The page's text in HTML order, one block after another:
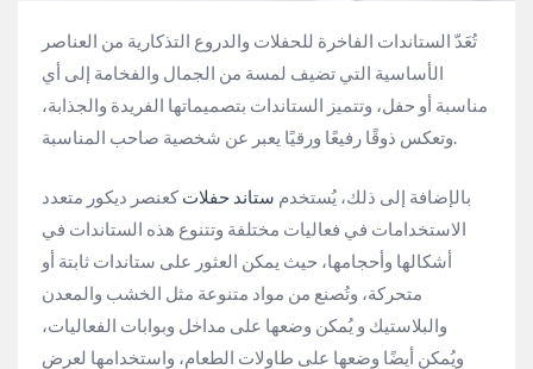
تُعَدّ الستاندات الفاخرة للحفلات والدروع التذكارية من العناصر
الأساسية التي تضيف لمسة من الجمال والفخامة إلى أي
مناسبة أو حفل، وتتميز الستاندات بتصميماتها الفريدة والجذابة،
وتعكس ذوقًا رفيعًا ورقيًا يعبر عن شخصية صاحب المناسبة.
بالإضافة إلى ذلك، يُستخدم ستاند حفلات كعنصر ديكور متعدد
الاستخدامات في فعاليات مختلفة وتتنوع هذه الستاندات في
أشكالها وأحجامها، حيث يمكن العثور على ستاندات ثابتة أو
متحركة، وتُصنع من مواد متنوعة مثل الخشب والمعدن
والبلاستيك و يُمكن وضعها على مداخل وبوابات الفعاليات،
ويُمكن أيضًا وضعها على طاولات الطعام، واستخدامها لعرض